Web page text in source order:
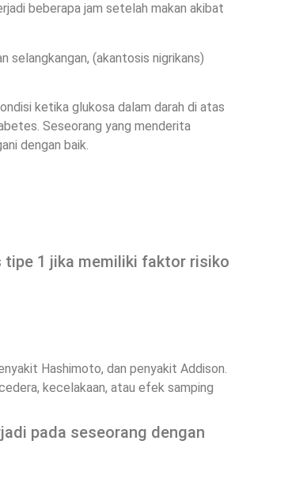
beberapa jam setelah makan akibat
(akantosis nigrikans)
ketika glukosa dalam darah di atas
Seseorang yang menderita
dengan baik.
tipe 1 jika memiliki faktor risiko
Hashimoto, dan penyakit Addison.
kecelakaan, atau efek samping
pada seseorang dengan